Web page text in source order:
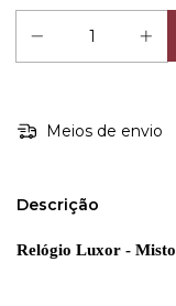
Meios de envio
Descrição
Relógio Luxor - Misto